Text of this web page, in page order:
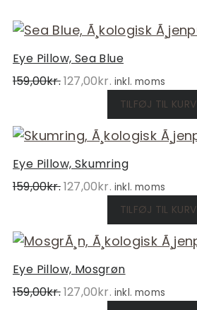
Eye Pillow, Sea Blue
159,00kr.Den
oprindelige
var:
159,00kr..
127,00kr. Den
aktuelle
pris
er:
127,00kr..
inkl. moms
TILFØJ TIL KURV
Eye Pillow, Skumring
159,00kr.Den
oprindelige
var:
159,00kr..
127,00kr. Den
aktuelle
pris
er:
127,00kr..
inkl. moms
TILFØJ TIL KURV
Eye Pillow, Mosgrøn
159,00kr.Den
oprindelige
127,00kr. Den
aktuelle
inkl. moms